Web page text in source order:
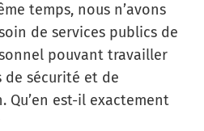
temps, nous n’avons
de services publics de
pouvant travailler
sécurité et de
Qu’en est-il exactement